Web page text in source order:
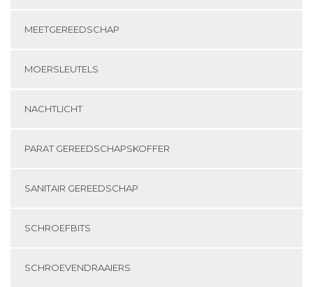
MEETGEREEDSCHAP
MOERSLEUTELS
NACHTLICHT
PARAT GEREEDSCHAPSKOFFER
SANITAIR GEREEDSCHAP
SCHROEFBITS
SCHROEVENDRAAIERS